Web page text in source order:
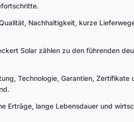
Nachhaltigkeit, kurze
Solar zählen zu den führenden
Technologie, Garantien, Zertifikate
Erträge, lange Lebensdauer und